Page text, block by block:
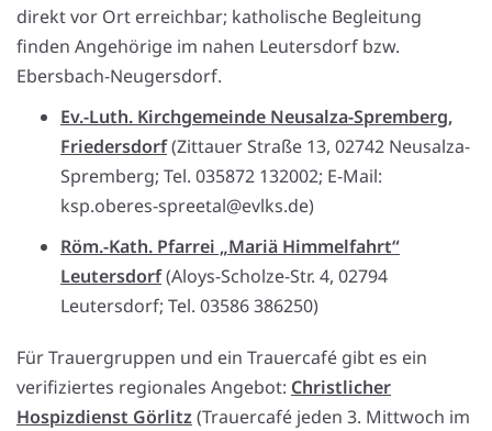
direkt vor Ort erreichbar; katholische Begleitung
finden Angehörige im nahen Leutersdorf bzw.
Ebersbach-Neugersdorf.
Ev.-Luth. Kirchgemeinde Neusalza-Spremberg,
Friedersdorf(Zittauer Straße 13, 02742 Neusalza-
Spremberg; Tel. 035872 132002; E-Mail:
ksp.oberes-spreetal@evlks.de)
Röm.-Kath. Pfarrei „Mariä Himmelfahrt“
Leutersdorf(Aloys-Scholze-Str. 4, 02794
Leutersdorf; Tel. 03586 386250)
Für Trauergruppen und ein Trauercafé gibt es ein
verifiziertes regionales Angebot: Christlicher
Hospizdienst Görlitz(Trauercafé jeden 3. Mittwoch im